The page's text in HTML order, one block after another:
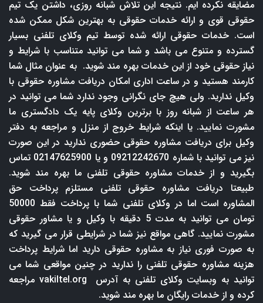
مضایقه نکرده ایم. نتیجه این تلاش شبانه روزی، داشتن یک تیم
حقوقی قوی و ارائه خدمات حقوقی به بهترین شکل ممکن شده
است. خدمات حقوقی ارائه شده توسط تیم وکلای تلفنی بسیار
گسترده و متنوع می باشد و شما می توانید متناسب با شرایط و
نیاز حقوقی خود از این خدمات بهره مند شوید. به عنوان مثال شما
کارمند هستید و در ساعت اداری امکان دریافت مشاوره حقوقی با
وکیل ندارید. ولی هیچ جای نگرانی وجود ندارد شما می توانید در
هر ساعت از شبانه روز با برترین وکلای پایه یک دادگستری ما
مشورت نمایید. یا اینکه شرایط خروج از منزل و مراجعه به دفتر
وکیل برای دریافت مشاوره حقوقی حضوری ندارید در این صورت
نیز می توانید با شماره 09212242670 و یا 02147625900 تماس
بگیرید و از خدمات مشاوره حقوقی تلفنی ما بهره مند شوید.
طبیعتا دریافت مشاوره حقوقی تلفنی مستلزم پرداخت حق
المشاوره است اما در وکلای تلفنی شما با پرداخت فقط 50000
تومان می توانید به مدت 5 دقیقه با وکیل و یا مشاور حقوقی
مشورت نمایید. گاهی مواقع نیز شما در شرایطی قرار می گیرید که
به صورت فوری نیاز به مشاوره حقوقی دارید اما شرایط پرداخت
هزینه مشاوره حقوقی تلفنی را ندارید در چنین مواقعی شما می
توانید به وبسایت وکلای تلفنی به آدرس
vakiltel.org مراجعه
کرده و از خدمات رایگان ما بهره مند شوید.